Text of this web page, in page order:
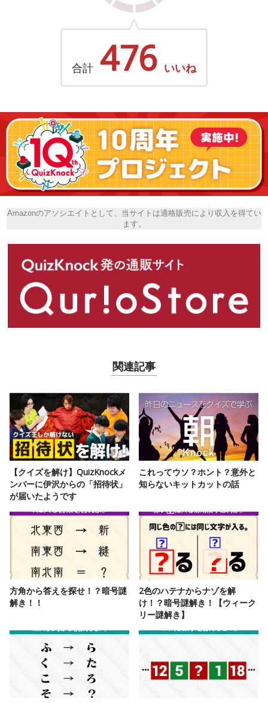
合計 476 いいね
Amazonのアソシエイトとして、当サイトは適格販売により収入を得てい
ます。
関連記事
【クイズを解け】QuizKnockメ
ンバーに伊沢からの「招待状」
が届いたようです
これってウソ？ホント？意外と
知らないキットカットの話
方角から答えを探せ！？暗号謎
解き！！
2色のハテナからナゾを解
け！？暗号謎解き！【ウィーク
リー謎解き】